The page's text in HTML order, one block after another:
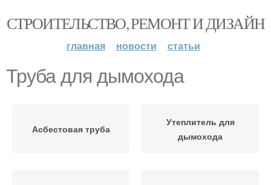
СТРОИТЕЛЬСТВО, РЕМОНТ И ДИЗАЙН
главная новости статьи
Труба для дымохода
Асбестовая труба
Утеплитель для
дымохода